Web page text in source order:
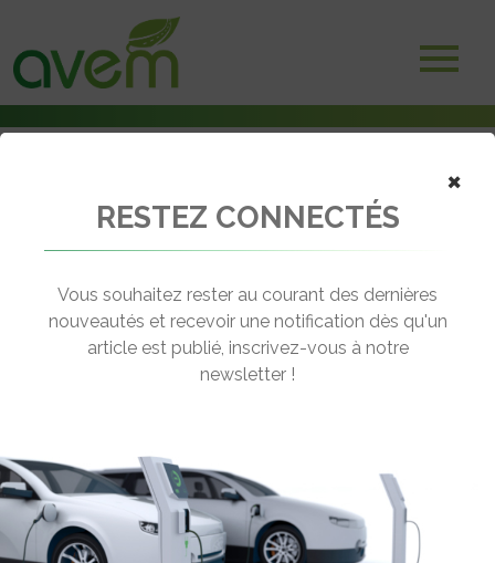
Deux-trois roues électriques
GOVECS GO! S34
[wppr_avg_rating id="41131"]
courroie - 114 Nm
Autonomie :50 km
Prix :6830€
×
RESTEZ CONNECTÉS
Vous souhaitez rester au courant des dernières
nouveautés et recevoir une notification dès qu'un
article est publié, inscrivez-vous à notre
newsletter !